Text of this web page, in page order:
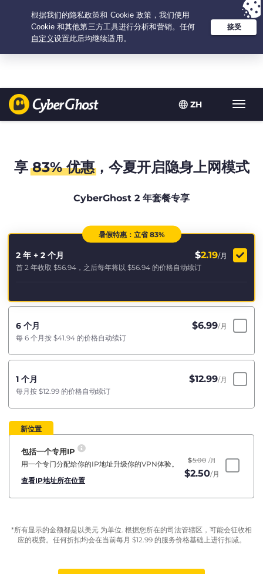
ZH
Your choice:The Best Dealfor 2.1666666666667-years at $2.19
/month
享83% 优惠，今夏开启隐身上网模式
CyberGhost 2 年套餐专享
暑假特惠：立省 83%
2 年 + 2 个月 $2.19/月
首 2 年收取 $56.94 ，之后每年将以 $56.94 的价格自动续订
6 个月 $6.99/月
每 6 个月按 $41.94 的价格自动续订
1 个月 $12.99/月
每月按 $12.99 的价格自动续订
新位置
包括一个专用IP
用一个专门分配给你的IP地址升级你的VPN体验。
查看IP地址所在位置
$5.00 /月
$2.50/月
*所有显示的金额都是以美元 为单位. 根据您所在的司法管辖区，可能会征收相
应的税费。任何折扣均会在当前每月 $12.99的服务价格基础上进行扣减。